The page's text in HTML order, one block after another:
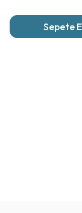
Sepete
Son